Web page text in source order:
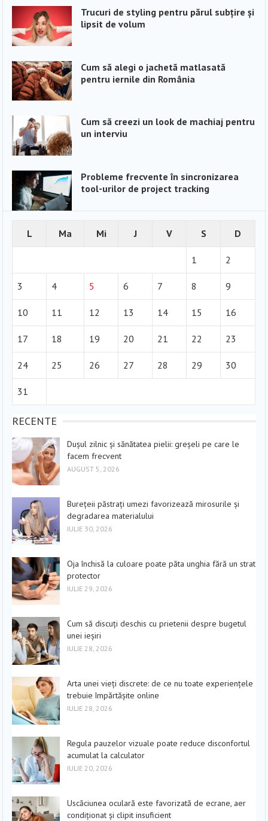
Trucuri de styling pentru părul subțire și
lipsit de volum
Cum să alegi o jachetă matlasată
pentru iernile din România
Cum să creezi un look de machiaj pentru
un interviu
Probleme frecvente în sincronizarea
tool-urilor de project tracking
L Ma Mi J V S D
1 2
3 4 5 6 7 8 9
10 11 12 13 14 15 16
17 18 19 20 21 22 23
24 25 26 27 28 29 30
31
RECENTE
Dușul zilnic și sănătatea pielii: greșeli pe care le
facem frecvent
AUGUST 5, 2026
Burețeii păstrați umezi favorizează mirosurile și
degradarea materialului
IULIE 30, 2026
Oja închisă la culoare poate păta unghia fără un strat
protector
IULIE 29, 2026
Cum să discuți deschis cu prietenii despre bugetul
unei ieșiri
IULIE 28, 2026
Arta unei vieți discrete: de ce nu toate experiențele
trebuie împărtășite online
IULIE 28, 2026
Regula pauzelor vizuale poate reduce disconfortul
acumulat la calculator
IULIE 20, 2026
Uscăciunea oculară este favorizată de ecrane, aer
condiționat și clipit insuficient